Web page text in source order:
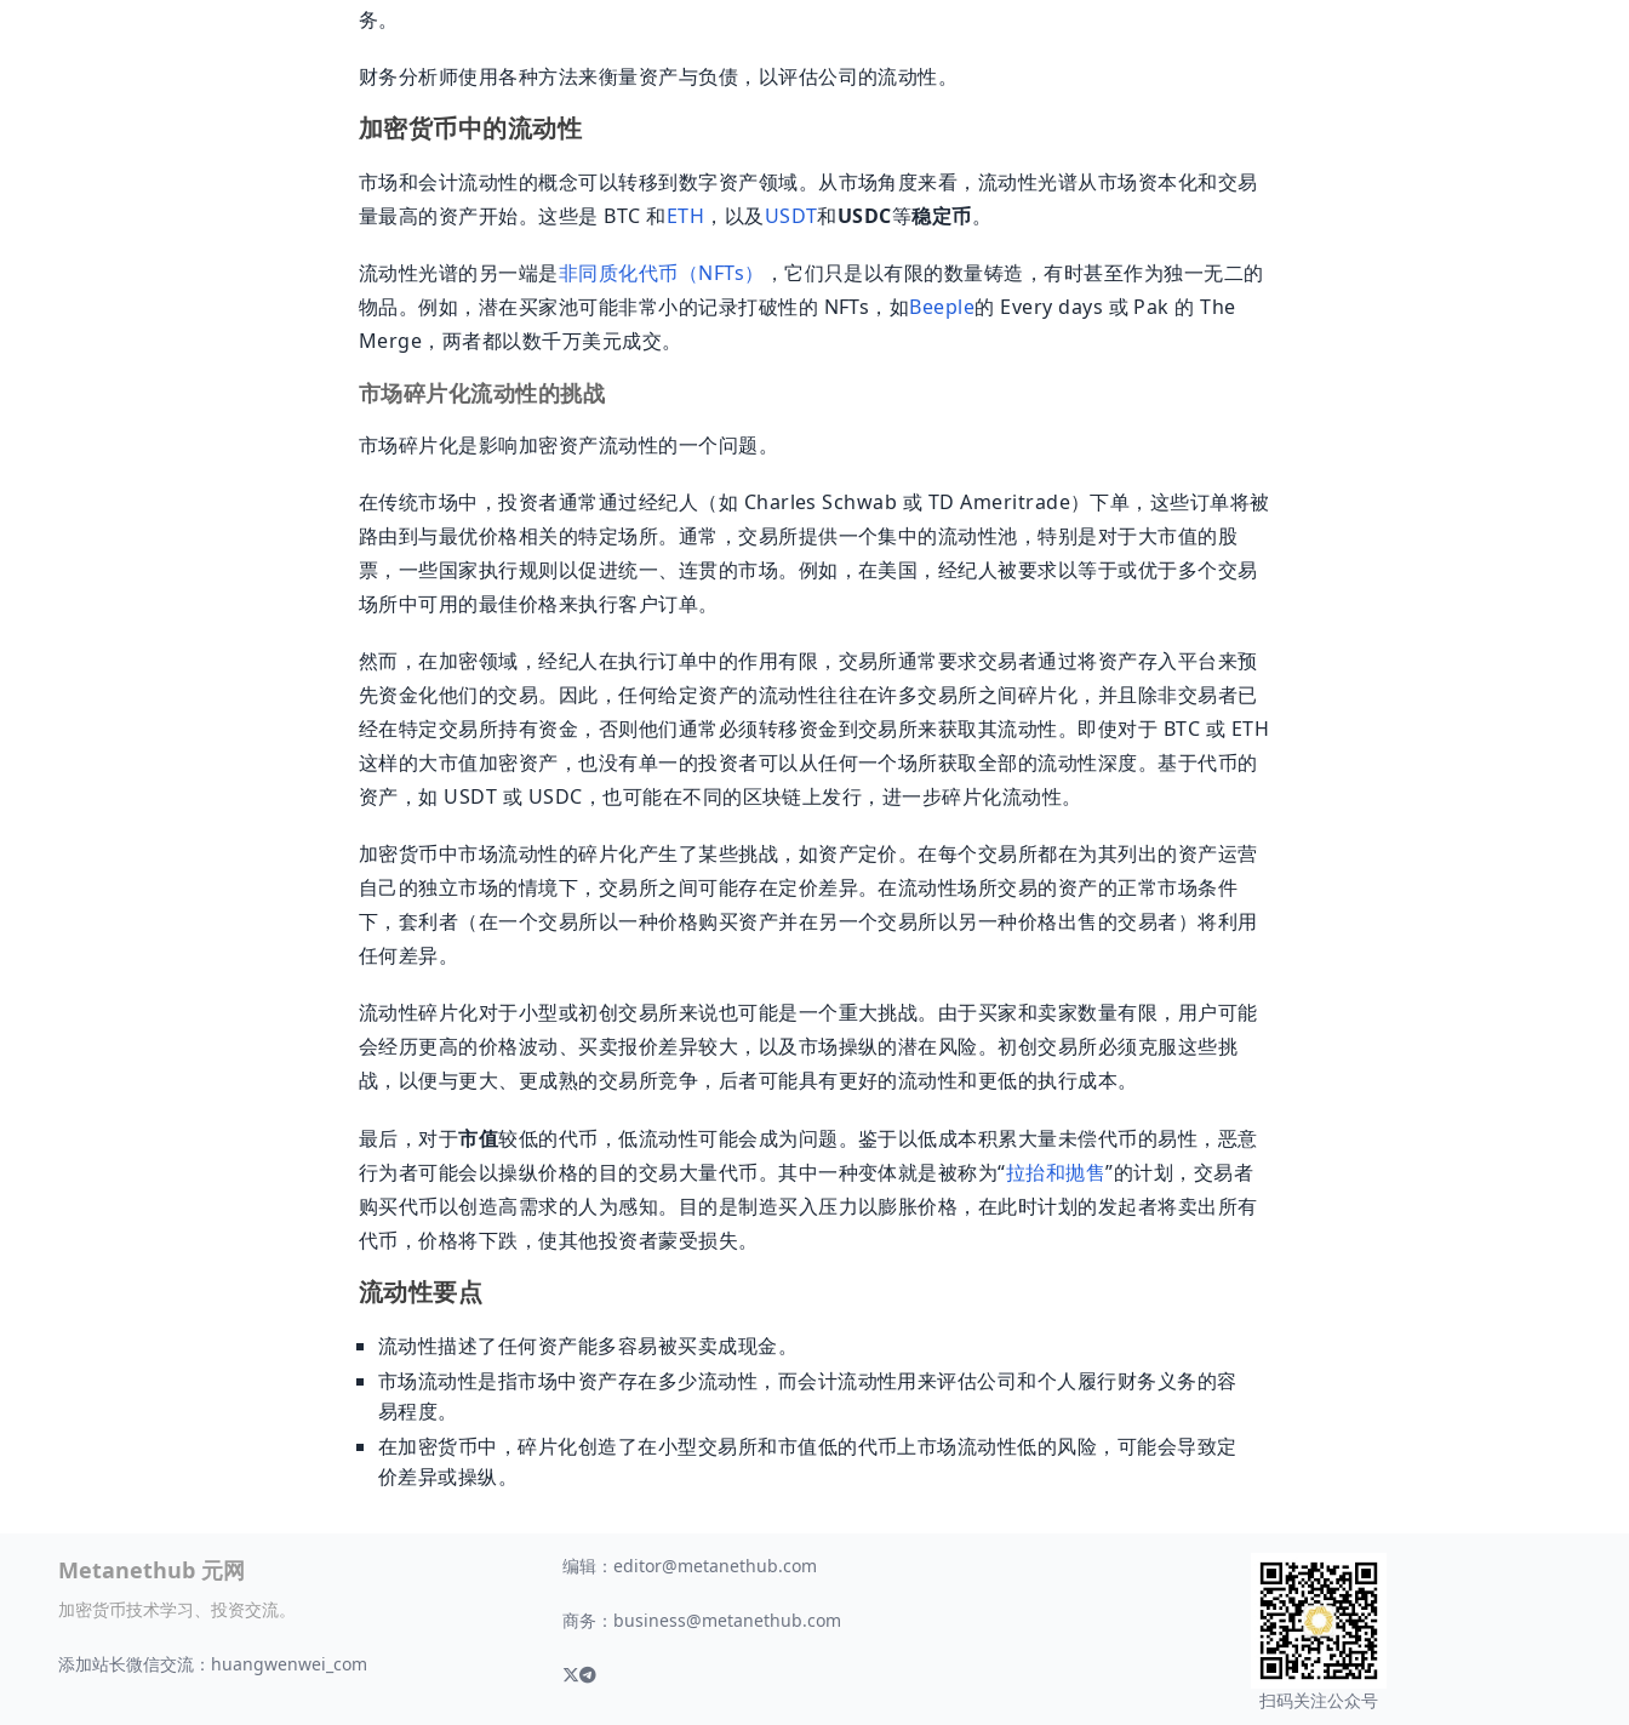
务。
财务分析师使用各种方法来衡量资产与负债，以评估公司的流动性。
加密货币中的流动性
市场和会计流动性的概念可以转移到数字资产领域。从市场角度来看，流动性光谱从市场资本化和交易
量最高的资产开始。这些是 BTC 和ETH ，以及 USDT和USDC等稳定币。
流动性光谱的另一端是非同质化代币（NFTs）
，它们只是以有限的数量铸造，有时甚至作为独一无二的
物品。例如，潜在买家池可能非常小的记录打破性的 NFTs，如Beeple的 Every days 或 Pak 的 The
Merge，两者都以数千万美元成交。
市场碎片化流动性的挑战
市场碎片化是影响加密资产流动性的一个问题。
在传统市场中，投资者通常通过经纪人（如 Charles Schwab 或 TD Ameritrade）下单，这些订单将被
路由到与最优价格相关的特定场所。通常，交易所提供一个集中的流动性池，特别是对于大市值的股
票，一些国家执行规则以促进统一、连贯的市场。例如，在美国，经纪人被要求以等于或优于多个交易
场所中可用的最佳价格来执行客户订单。
然而，在加密领域，经纪人在执行订单中的作用有限，交易所通常要求交易者通过将资产存入平台来预
先资金化他们的交易。因此，任何给定资产的流动性往往在许多交易所之间碎片化，并且除非交易者已
经在特定交易所持有资金，否则他们通常必须转移资金到交易所来获取其流动性。即使对于 BTC 或 ETH
这样的大市值加密资产，也没有单一的投资者可以从任何一个场所获取全部的流动性深度。基于代币的
资产，如 USDT 或 USDC，也可能在不同的区块链上发行，进一步碎片化流动性。
加密货币中市场流动性的碎片化产生了某些挑战，如资产定价。在每个交易所都在为其列出的资产运营
自己的独立市场的情境下，交易所之间可能存在定价差异。在流动性场所交易的资产的正常市场条件
下，套利者（在一个交易所以一种价格购买资产并在另一个交易所以另一种价格出售的交易者）将利用
任何差异。
流动性碎片化对于小型或初创交易所来说也可能是一个重大挑战。由于买家和卖家数量有限，用户可能
会经历更高的价格波动、买卖报价差异较大，以及市场操纵的潜在风险。初创交易所必须克服这些挑
战，以便与更大、更成熟的交易所竞争，后者可能具有更好的流动性和更低的执行成本。
最后，对于市值较低的代币，低流动性可能会成为问题。鉴于以低成本积累大量未偿代币的易性，恶意
行为者可能会以操纵价格的目的交易大量代币。其中一种变体就是被称为“拉抬和抛售”的计划，交易者
购买代币以创造高需求的人为感知。目的是制造买入压力以膨胀价格，在此时计划的发起者将卖出所有
代币，价格将下跌，使其他投资者蒙受损失。
流动性要点
流动性描述了任何资产能多容易被买卖成现金。
市场流动性是指市场中资产存在多少流动性，而会计流动性用来评估公司和个人履行财务义务的容
易程度。
在加密货币中，碎片化创造了在小型交易所和市值低的代币上市场流动性低的风险，可能会导致定
价差异或操纵。
Metanethub 元网
加密货币技术学习、投资交流。
添加站长微信交流：huangwenwei_com
编辑： editor@metanethub.com
商务： business@metanethub.com
扫码关注公众号